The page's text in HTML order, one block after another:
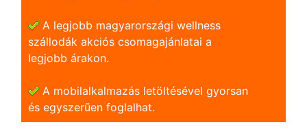
A legjobb magyarországi wellness
szállodák akciós csomagajánlatai a
legjobb árakon.
A mobilalkalmazás letöltésével gyorsan
és egyszerũen foglalhat.